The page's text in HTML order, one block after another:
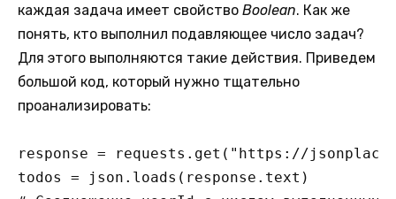
каждая задача имеет свойство Boolean. Как же
понять, кто выполнил подавляющее число задач?
Для этого выполняются такие действия. Приведем
большой код, который нужно тщательно
проанализировать:
response = requests.get("https://
todos = json.loads(response.text)